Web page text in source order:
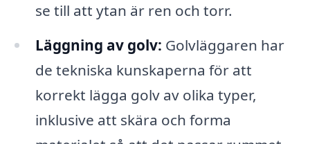
se till att ytan är ren och torr.
Läggning av golv: Golvläggaren har
de tekniska kunskaperna för att
korrekt lägga golv av olika typer,
inklusive att skära och forma